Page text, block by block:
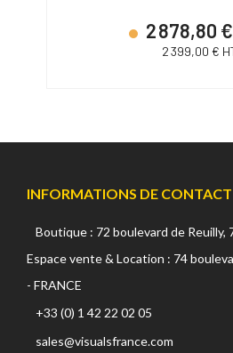
2 878,80
2 399,00 €
INFORMATIONS DE CONTACT
Boutique : 72 boulevard de Reuilly,
Espace vente & Location : 74
- FRANCE
+33 (0) 1 42 22 02 05
sales@visualsfrance.com